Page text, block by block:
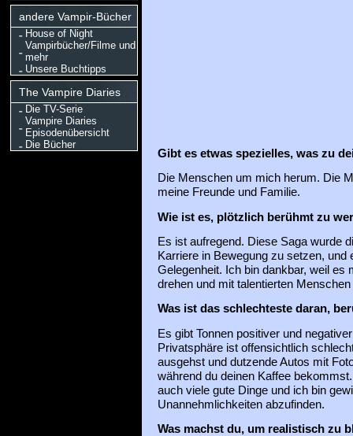
andere Vampir-Bücher
House of Night
Vampirbücher/Filme und
mehr
Unsere Buchtipps
The Vampire Diaries
Die TV-Serie
Vampire Diaries
Episodenübersicht
Die Bücher
Gibt es etwas spezielles, was zu
Die Menschen um mich herum. Die
meine Freunde und Familie.
Wie ist es, plötzlich berühmt zu
Es ist aufregend. Diese Saga wurde
Karriere in Bewegung zu setzen, und
Gelegenheit. Ich bin dankbar, weil es
drehen und mit talentierten
Was ist das schlechteste daran,
Es gibt Tonnen positiver und
Privatsphäre ist offensichtlich
ausgehst und dutzende Autos mit
während du deinen Kaffee
auch viele gute Dinge und ich bin
Unannehmlichkeiten abzufinden.
Was machst du, um realistisch zu